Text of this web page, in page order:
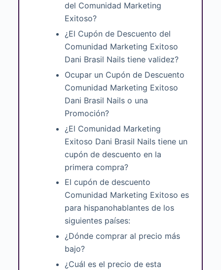
del Comunidad Marketing
Exitoso?
¿El Cupón de Descuento del
Comunidad Marketing Exitoso
Dani Brasil Nails tiene validez?
Ocupar un Cupón de Descuento
Comunidad Marketing Exitoso
Dani Brasil Nails o una
Promoción?
¿El Comunidad Marketing
Exitoso Dani Brasil Nails tiene un
cupón de descuento en la
primera compra?
El cupón de descuento
Comunidad Marketing Exitoso es
para hispanohablantes de los
siguientes países:
¿Dónde comprar al precio más
bajo?
¿Cuál es el precio de esta